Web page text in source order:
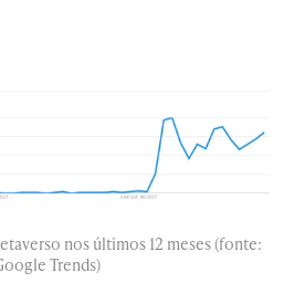
nos últimos 12 meses (fonte:
Trends)